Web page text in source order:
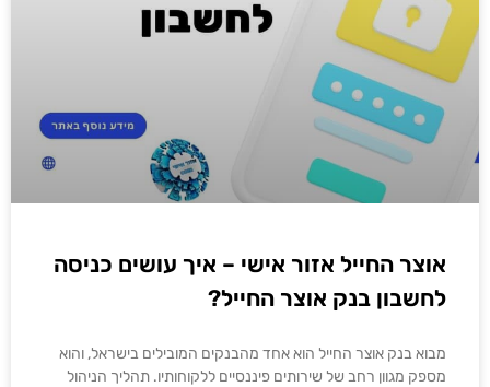
אוצר החייל אזור אישי – איך עושים כניסה
לחשבון בנק אוצר החייל?
מבוא בנק אוצר החייל הוא אחד מהבנקים המובילים בישראל, והוא
מספק מגוון רחב של שירותים פיננסיים ללקוחותיו. תהליך הניהול